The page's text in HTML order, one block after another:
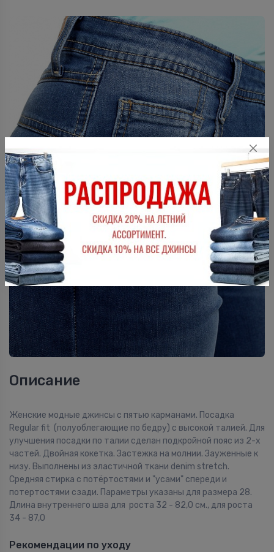
Описание
Женские модные джинсы с пятью карманами. Посадка
Regular fit (полуоблегающие по бедру) с высокой талией. Для
улучшения посадки по талии сделан подкройной пояс из 2-х
частей. Двойная кокетка. Застежка на молнии. Зауженные к
низу. Выполнены из эластичной ткани denim stretch.
Средняя стирка с потёртостями и "усами" спереди и
потертостями сзади. Параметры указаны для размера 28.
Длина внутреннего шва для роста 32 - 82,0 см., для роста
34 - 87,0
Рекомендации по уходу